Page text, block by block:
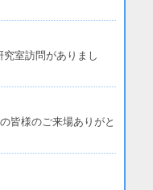
室訪問がありまし
皆様のご来場ありがと